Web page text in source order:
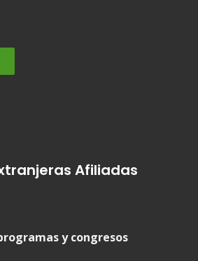
Afiliadas
y congresos